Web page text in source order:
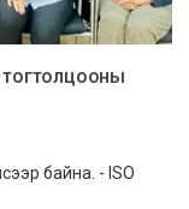
байна. - ISO